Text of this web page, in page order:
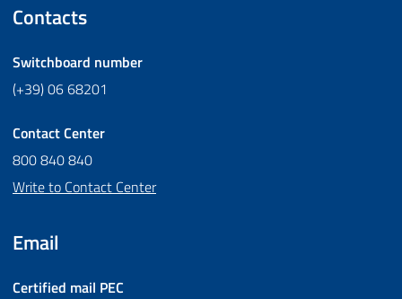
Contacts
Switchboard number
(+39) 06 68201
Contact Center
800 840 840
Write to Contact Center
Email
Certified mail PEC